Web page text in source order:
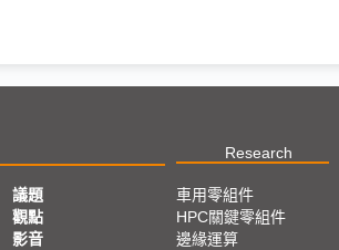
Research
議題
觀點
影音
車用零組件
HPC關鍵零組件
邊緣運算